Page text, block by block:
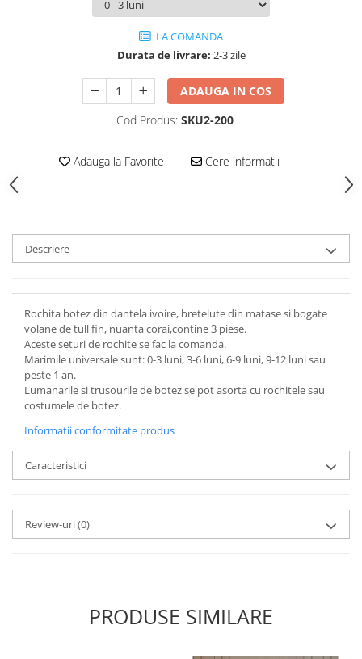
LA COMANDA
Durata de livrare: 2-3 zile
ADAUGA IN COS
Cod Produs: SKU2-200
Adauga la Favorite Cere informatii
Descriere
Rochita botez din dantela ivoire, bretelute din matase si bogate
volane de tull fin, nuanta corai,contine 3 piese.
Aceste seturi de rochite se fac la comanda.
Marimile universale sunt: 0-3 luni, 3-6 luni, 6-9 luni, 9-12 luni sau
peste 1 an.
Lumanarile si trusourile de botez se pot asorta cu rochitele sau
costumele de botez.
Informatii conformitate produs
Caracteristici
Review-uri(0)
PRODUSE SIMILARE